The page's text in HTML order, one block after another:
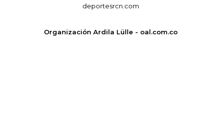
deportesrcn.com
Organización Ardila Lülle - oal.com.co